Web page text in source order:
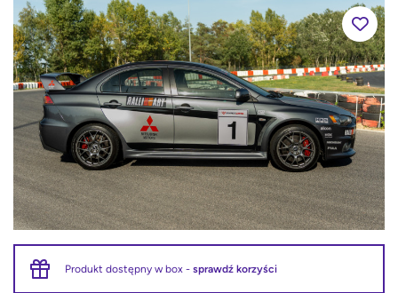
Produkt dostępny w box - sprawdź korzyści